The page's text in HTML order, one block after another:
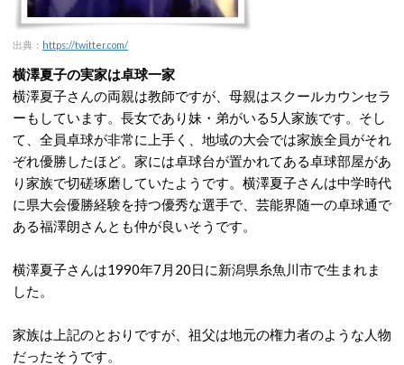
出典： https://twitter.com/
横澤夏子の実家は卓球一家
横澤夏子さんの両親は教師ですが、母親はスクールカウンセラ
ーもしています。長女であり妹・弟がいる5人家族です。そし
て、全員卓球が非常に上手く、地域の大会では家族全員がそれ
ぞれ優勝したほど。家には卓球台が置かれてある卓球部屋があ
り家族で切磋琢磨していたようです。横澤夏子さんは中学時代
に県大会優勝経験を持つ優秀な選手で、芸能界随一の卓球通で
ある福澤朗さんとも仲が良いそうです。
横澤夏子さんは1990年7月20日に新潟県糸魚川市で生まれま
した。
家族は上記のとおりですが、祖父は地元の権力者のような人物
だったそうです。